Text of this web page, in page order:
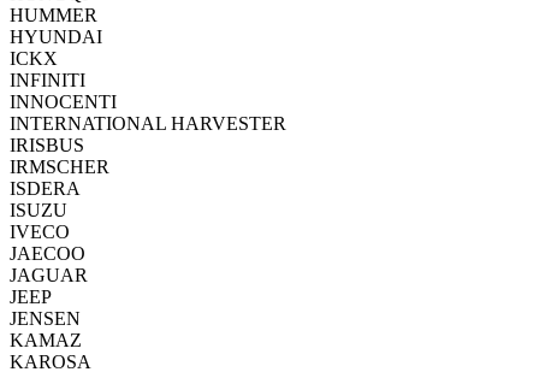
HUMMER
HYUNDAI
ICKX
INFINITI
INNOCENTI
INTERNATIONAL HARVESTER
IRISBUS
IRMSCHER
ISDERA
ISUZU
IVECO
JAECOO
JAGUAR
JEEP
JENSEN
KAMAZ
KAROSA